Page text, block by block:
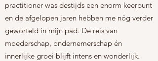
practitioner was destijds een enorm keerpunt
en de afgelopen jaren hebben me nóg verder
geworteld in mijn pad. De reis van
moederschap, ondernemerschap én
innerlijke groei blijft intens en wonderlijk.